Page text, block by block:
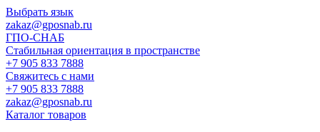
Выбрать язык
zakaz@gposnab.ru
ГПО-СНАБ
Стабильная ориентация в пространстве
+7 905 833 7888
Свяжитесь с нами
+7 905 833 7888
zakaz@gposnab.ru
Каталог товаров